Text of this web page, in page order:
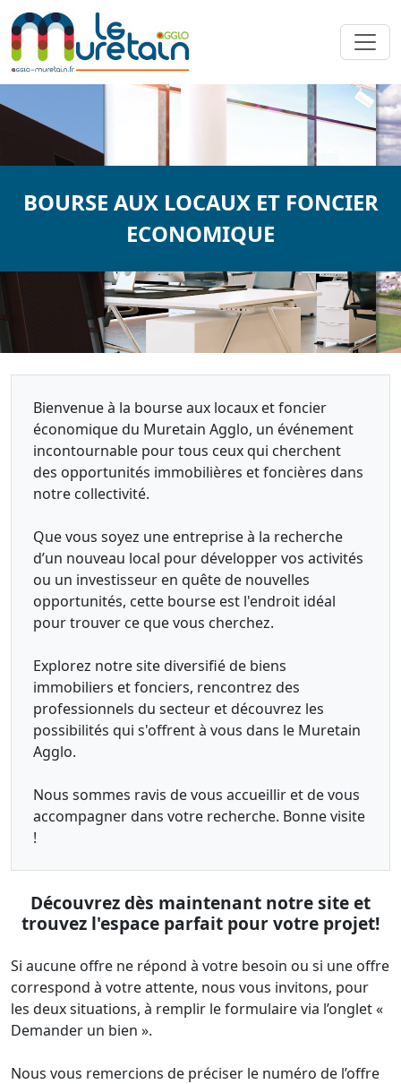
BOURSE AUX LOCAUX ET FONCIER
ECONOMIQUE
Bienvenue à la bourse aux locaux et foncier
économique du Muretain Agglo, un événement
incontournable pour tous ceux qui cherchent
des opportunités immobilières et foncières dans
notre collectivité.
Que vous soyez une entreprise à la recherche
d’un nouveau local pour développer vos activités
ou un investisseur en quête de nouvelles
opportunités, cette bourse est l'endroit idéal
pour trouver ce que vous cherchez.
Explorez notre site diversifié de biens
immobiliers et fonciers, rencontrez des
professionnels du secteur et découvrez les
possibilités qui s'offrent à vous dans le Muretain
Agglo.
Nous sommes ravis de vous accueillir et de vous
accompagner dans votre recherche. Bonne visite
!
Découvrez dès maintenant notre site et
trouvez l'espace parfait pour votre projet!
Si aucune offre ne répond à votre besoin ou si une offre
correspond à votre attente, nous vous invitons, pour
les deux situations, à remplir le formulaire via l’onglet «
Demander un bien ».
Nous vous remercions de préciser le numéro de l’offre